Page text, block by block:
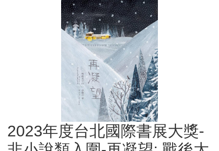
2023年度台北國際書展大獎-